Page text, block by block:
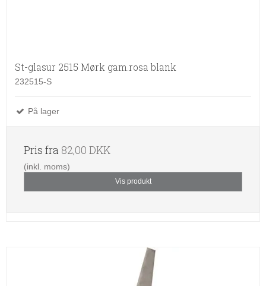
St-glasur 2515 Mørk gam.rosa blank
232515-S
På lager
Pris fra 82,00 DKK
(inkl. moms)
Vis produkt